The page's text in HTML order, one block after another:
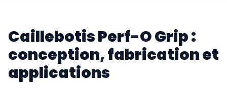
Caillebotis Perf-O Grip :
conception, fabrication et
applications